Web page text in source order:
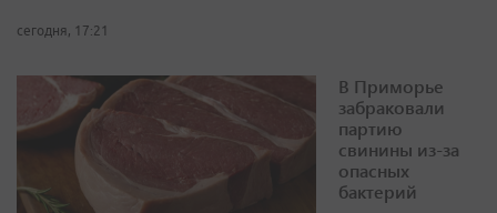
сегодня, 17:21
В Приморье
забраковали
партию
свинины из-за
опасных
бактерий